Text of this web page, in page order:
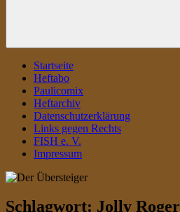
Startseite
Heftabo
Paulicomix
Heftarchiv
Datenschutzerklärung
Links gegen Rechts
FISH e. V.
Impressum
Schlagwort: Jolly Roger